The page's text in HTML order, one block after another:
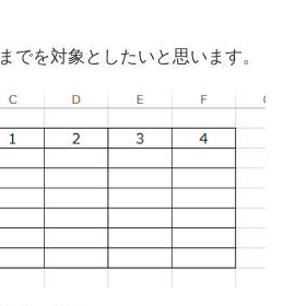
までを対象としたいと思います。